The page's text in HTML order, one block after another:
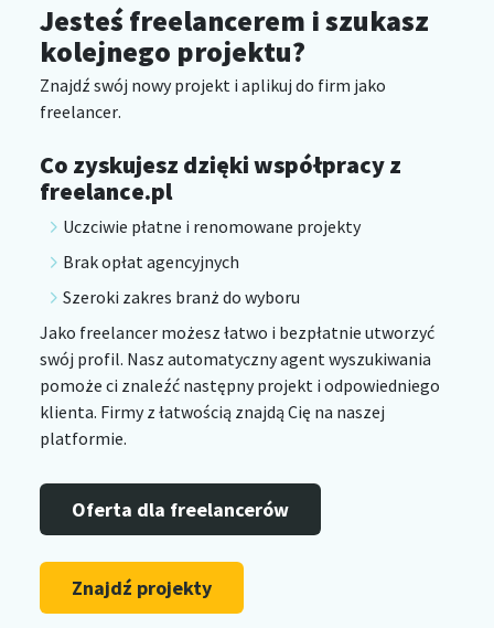
Jesteś freelancerem i szukasz
kolejnego projektu?
Znajdź swój nowy projekt i aplikuj do firm jako
freelancer.
Co zyskujesz dzięki współpracy z
freelance.pl
Uczciwie płatne i renomowane projekty
Brak opłat agencyjnych
Szeroki zakres branż do wyboru
Jako freelancer możesz łatwo i bezpłatnie utworzyć
swój profil. Nasz automatyczny agent wyszukiwania
pomoże ci znaleźć następny projekt i odpowiedniego
klienta. Firmy z łatwością znajdą Cię na naszej
platformie.
Oferta dla freelancerów
Znajdź projekty